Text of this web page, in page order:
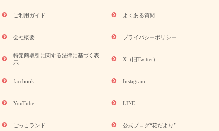
レゼント特集
夏の花贈り・お中元・暑中見舞い 花のギフト特集
敬老の日におくる花ギフト・プレゼント特集
花ギフト・プレゼント特集
敬老の日 花のおすすめランキング
敬
老の日 花鉢植えのギフト・プレゼント特集
敬老の日 花とセットギ
フト・プレゼント特集
敬老の日の花 全てのギフト一覧
キャン
ペーン
映画『ウォーターガーディアンズ』コラボキャンペーン
「きょう誕生日なんです」キャンペーン
誕生日の花を探す
誕生日フラワーギフト 誕生日フラワーギフト特集
(トルコキキョウ)
9月の誕生花(リンドウ)
ら探す
お祝いの花特集 当日配達特急便 お祝い商品一覧
ご利用ガイド よくある質問
会社概要 プライバシーポリシー
特定商取引に関する法律に基づく表
示
X（旧Twitter）
facebook Instagram
YouTube LINE
ごっこランド 公式ブログ“花だより”